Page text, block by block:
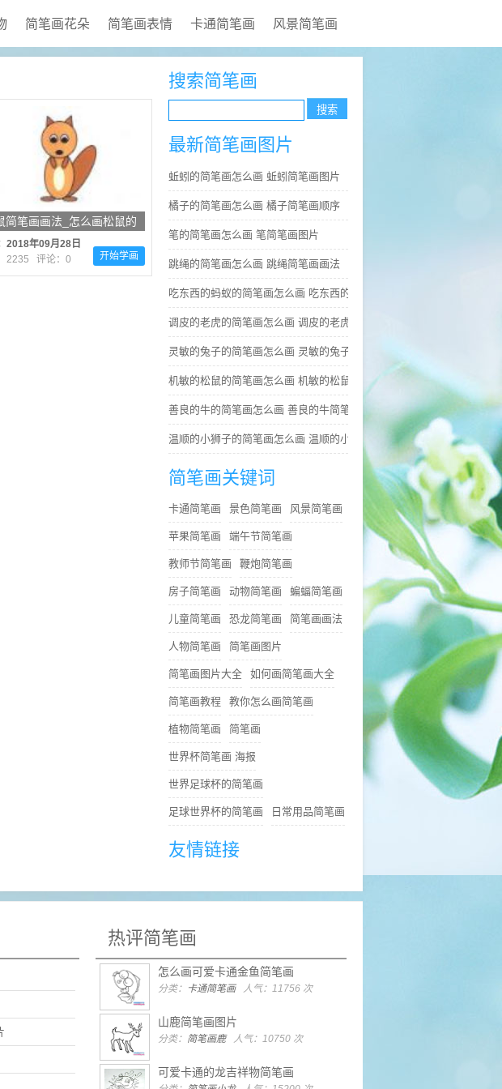
简笔画花朵 简笔画表情 卡通简笔画 风景简笔画
简笔画画法_怎么画松鼠的
画
2018年09月28日
2235 评论：0
开始学画
搜索简笔画
最新简笔画图片
蚯蚓的简笔画怎么画 蚯蚓简笔画图片
橘子的简笔画怎么画 橘子简笔画顺序
笔的简笔画怎么画 笔简笔画图片
跳绳的简笔画怎么画 跳绳简笔画画法
吃东西的蚂蚁的简笔画怎么画 吃东西的蚂蚁简笔画好看
调皮的老虎的简笔画怎么画 调皮的老虎简笔画图片大全
灵敏的兔子的简笔画怎么画 灵敏的兔子简笔画步骤
机敏的松鼠的简笔画怎么画 机敏的松鼠简笔画简单又好看
善良的牛的简笔画怎么画 善良的牛简笔画简单
温顺的小狮子的简笔画怎么画 温顺的小狮子简笔画步骤
简笔画关键词
卡通简笔画 景色简笔画 风景简笔画
苹果简笔画 端午节简笔画
教师节简笔画 鞭炮简笔画
房子简笔画 动物简笔画 蝙蝠简笔画
儿童简笔画 恐龙简笔画 简笔画画法
人物简笔画 简笔画图片
简笔画图片大全 如何画简笔画大全
简笔画教程 教你怎么画简笔画
植物简笔画 简笔画
世界杯简笔画 海报
世界足球杯的简笔画
足球世界杯的简笔画 日常用品简笔画
友情链接
热评简笔画
怎么画可爱卡通金鱼简笔画
分类： 卡通简笔画人气：11756 次
山鹿简笔画图片
分类： 简笔画鹿人气：10750 次
可爱卡通的龙吉祥物简笔画